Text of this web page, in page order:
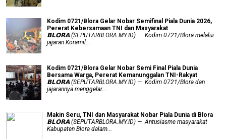
Kodim 0721/Blora Gelar Nobar Semifinal Piala Dunia 2026,
Pererat Kebersamaan TNI dan Masyarakat
𝗕𝗟𝗢𝗥𝗔 (SEPUTARBLORA.MY.ID) — Kodim 0721/Blora melalui
jajaran Koramil...
Kodim 0721/Blora Gelar Nobar Semi Final Piala Dunia
Bersama Warga, Pererat Kemanunggalan TNI-Rakyat
𝗕𝗟𝗢𝗥𝗔 (SEPUTARBLORA.MY.ID) — Kodim 0721/Blora dan
jajarannya menggelar...
Makin Seru, TNI dan Masyarakat Nobar Piala Dunia di Blora
𝗕𝗟𝗢𝗥𝗔 (SEPUTARBLORA.MY.ID) — Antusiasme masyarakat
Kabupaten Blora dalam...